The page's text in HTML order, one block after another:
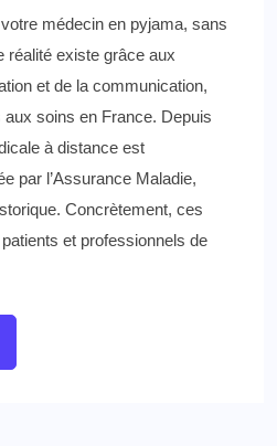
médecin en pyjama, sans
réalité existe grâce aux
et de la communication,
aux soins en France. Depuis
à distance est
par l’Assurance Maladie,
Concrètement, ces
et professionnels de